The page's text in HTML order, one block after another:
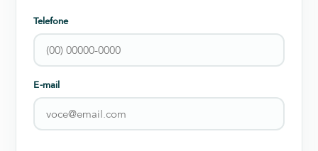
Telefone
E-mail